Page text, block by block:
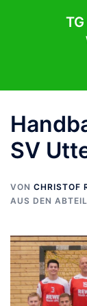
SV
VON CHRISTOF
AUS DEN